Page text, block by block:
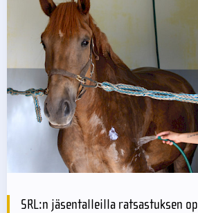
SRL:n jäsentalleilla ratsastuksen